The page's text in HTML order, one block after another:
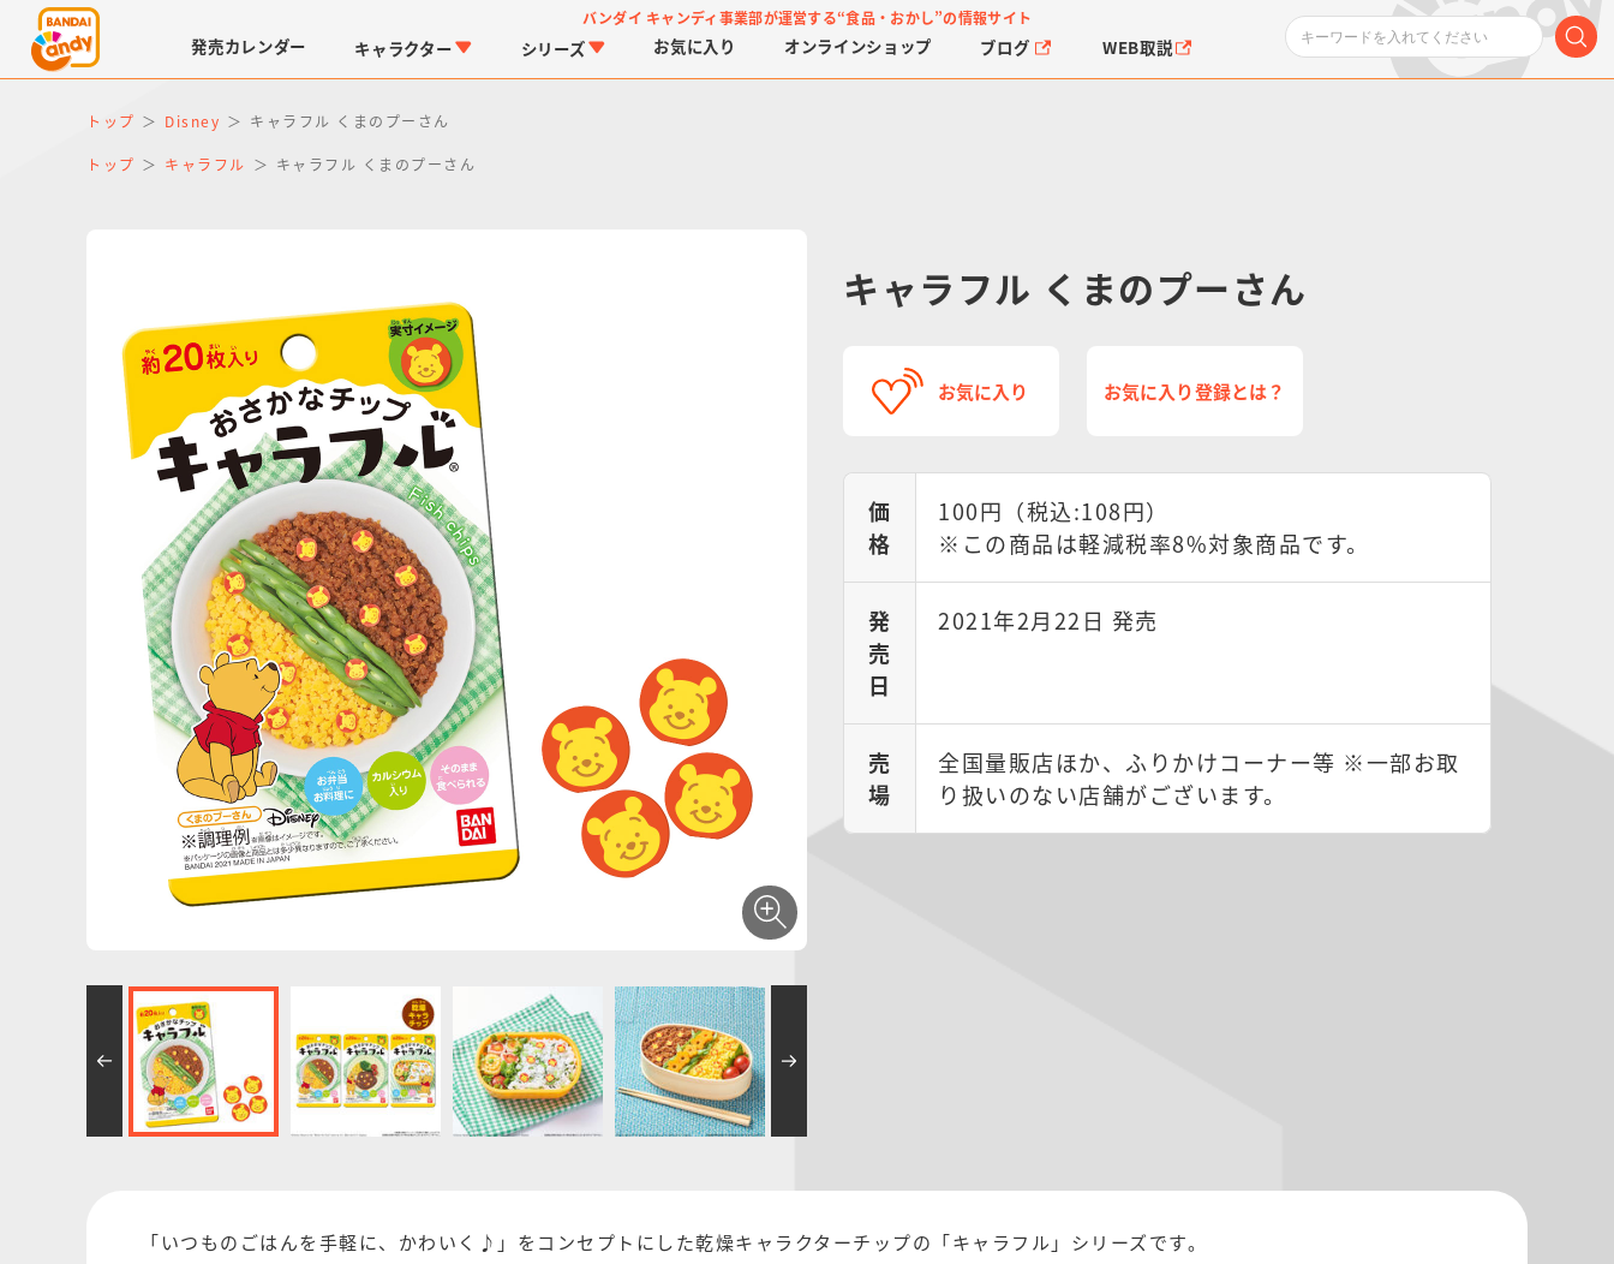
バンダイ キャンディ事業部が運営する“食品・おかし”の情報サイト
発売カレンダー キャラクター
LINK TRAVELERS 仮面ライダーシリーズ
シリーズ
チョコボックス キャラパキ
お気に入り オンラインショップ ブログ WEB取説
トップ Disney キャラフル くまのプーさん
トップ キャラフル キャラフル くまのプーさん
キャラフル くまのプーさん
お気に入り お気に入り登録とは？
価
格
100円（税込:108円）
※この商品は軽減税率8%対象商品です。
発
売
日
2021年2月22日 発売
売
場
全国量販店ほか、ふりかけコーナー等 ※一部お取
り扱いのない店舗がございます。
「いつものごはんを手軽に、かわいく♪」をコンセプトにした乾燥キャラクターチップの「キャラフル」シリーズです。